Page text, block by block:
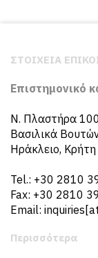
ΣΤΟΙΧΕΙΑ
Επιστημονικό
N. Πλαστήρα 100
Βασιλικά
Ηράκλειο, Κρήτη
Tel.: +30 2810
Fax: +30 2810
Email:
Περισσότερα